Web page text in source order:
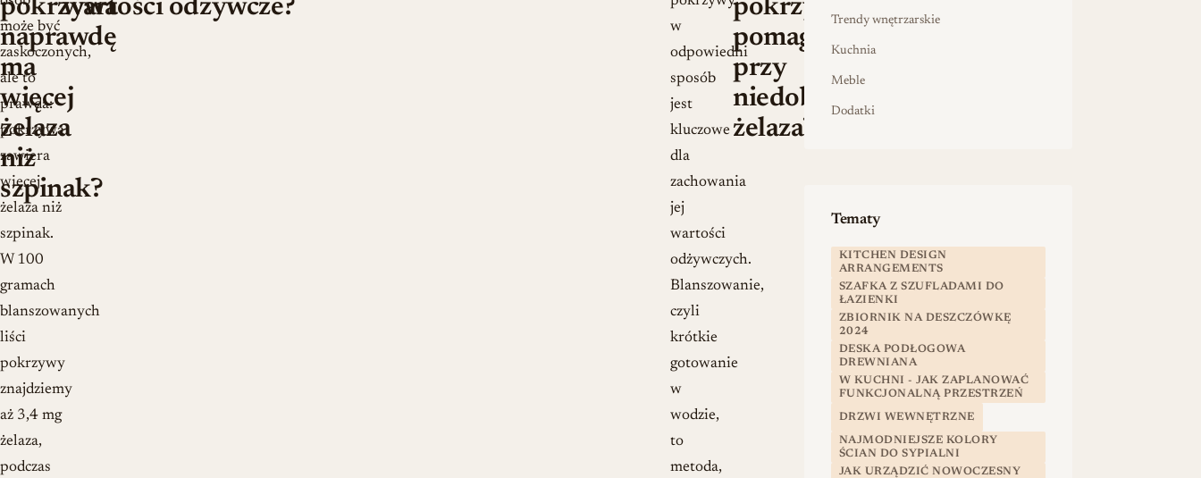
pokrzywa
naprawdę
ma
więcej
żelaza
niż
szpinak?
może być
zaskoczonych,
ale to
prawda:
pokrzywa
zawiera
więcej
żelaza niż
szpinak.
W 100
gramach
blanszowanych
liści
pokrzywy
znajdziemy
aż 3,4 mg
żelaza,
podczas
wartości odżywcze?
w
odpowiedni
sposób
jest
kluczowe
dla
zachowania
jej
wartości
odżywczych.
Blanszowanie,
czyli
krótkie
gotowanie
w
wodzie,
to
metoda,
pokrzywa
pomaga
przy
niedoborze
żelaza?
Trendy wnętrzarskie
Kuchnia
Meble
Dodatki
Tematy
KITCHEN DESIGN
ARRANGEMENTS
SZAFKA Z SZUFLADAMI DO
ŁAZIENKI
ZBIORNIK NA DESZCZÓWKĘ
2024
DESKA PODŁOGOWA
DREWNIANA
W KUCHNI - JAK ZAPLANOWAĆ
FUNKCJONALNĄ PRZESTRZEŃ
DRZWI WEWNĘTRZNE
NAJMODNIEJSZE KOLORY
ŚCIAN DO SYPIALNI
JAK URZĄDZIĆ NOWOCZESNY